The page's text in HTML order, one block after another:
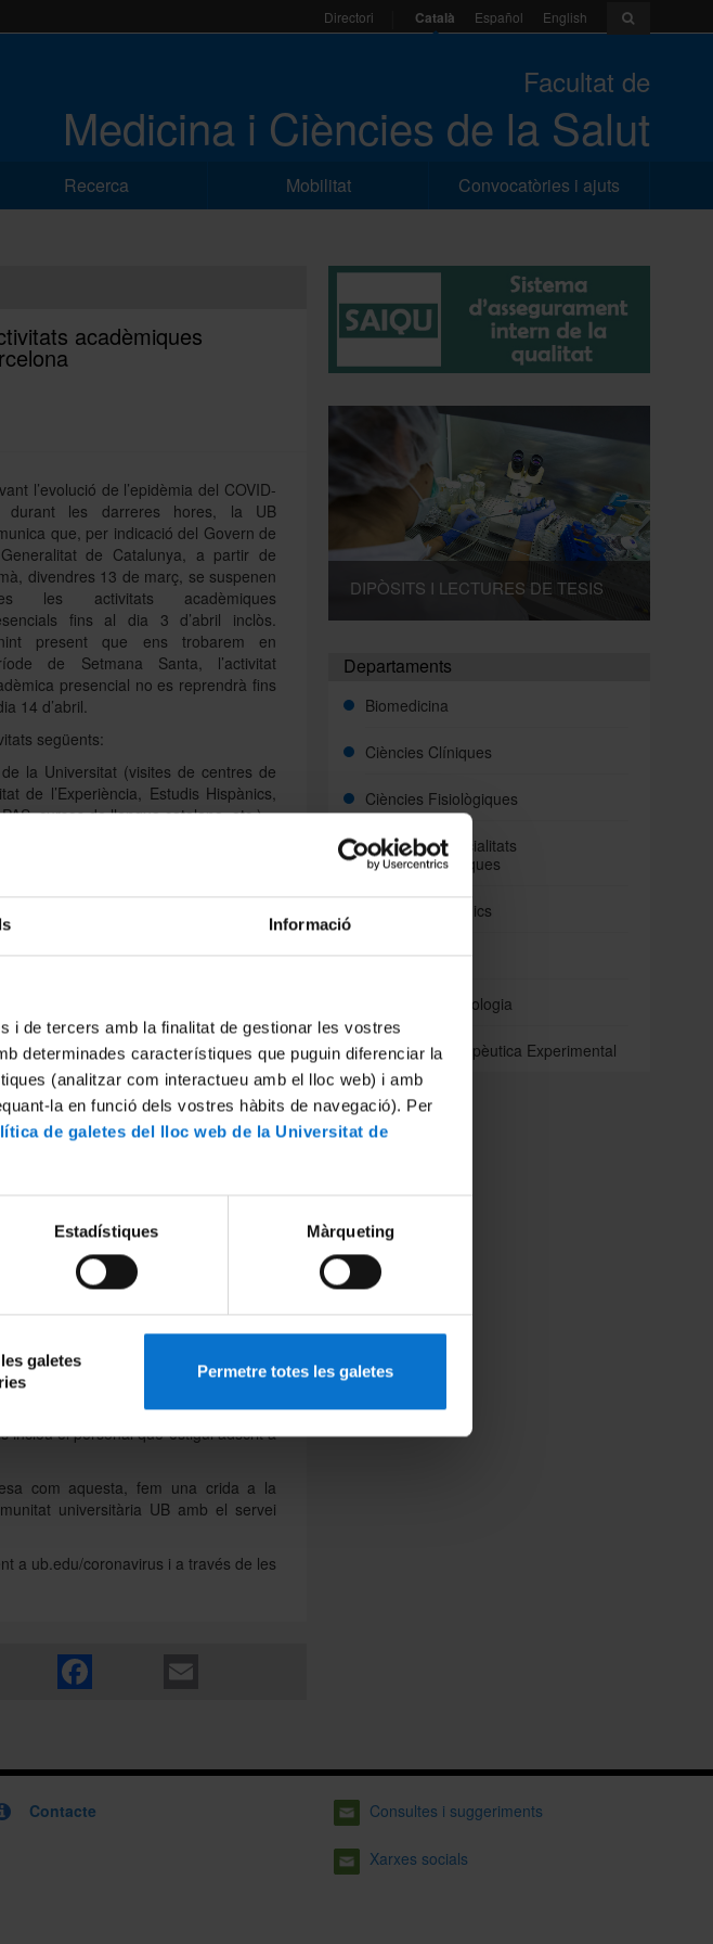
Informació
i de tercers amb la finalitat de gestionar les vostres
determinades característiques que puguin diferenciar la
(analitzar com interactueu amb el lloc web) i amb
la en funció dels vostres hàbits de navegació). Per
de galetes del lloc web de la Universitat de
Estadístiques Màrqueting
galetes
Permetre totes les galetes
Directori Català Español English
Facultat de
Medicina i Ciències de la Salut
Recerca Mobilitat Convocatòries i ajuts
acadèmiques
l’evolució de l’epidèmia del COVID-
durant les darreres hores, la UB
que, per indicació del Govern de
de Catalunya, a partir de
divendres 13 de març, se suspenen
les activitats acadèmiques
fins al dia 3 d’abril inclòs.
present que ens trobarem en
de Setmana Santa, l’activitat
presencial no es reprendrà fins
14 d’abril.
següents:
la Universitat (visites de centres de
de l’Experiència, Estudis Hispànics,
cursos de llengua catalana, etc.).
d’Educació, i pràctiques que es facin
que es duguin a terme fora de les
de la UB
de Barcelona continuaran prestant els
que té assignada, ha de procurar
en modalitat no presencial i posar a
en el procés del seu aprenentatge,
consultes, a través de correus
presencial. En aquesta situació
que ofereixen totes les eines
Virtual UB i del
Servei d’Atenció
inclou el personal que estigui adscrit a
com aquesta, fem una crida a la
universitària UB amb el servei
a ub.edu/coronavirus i a través de les
DIPÒSITS I LECTURES DE TESIS
Departaments
Biomedicina
Ciències Clíniques
Ciències Fisiològiques
Cirurgia i Especialitats
Medicoquirúrgiques
Fonaments Clinics
Medicina
Odontoestomatologia
Patologia i Terapèutica Experimental
Contacte Consultes i suggeriments
Xarxes socials